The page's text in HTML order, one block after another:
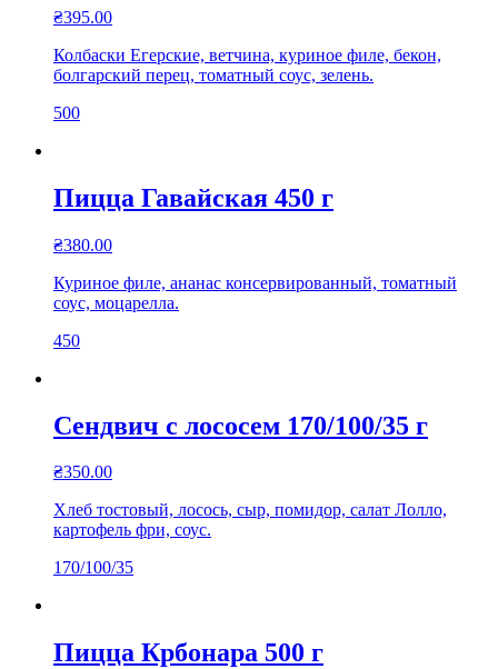
₴395.00
Колбаски Егерские, ветчина, куриное филе, бекон,
болгарский перец, томатный соус, зелень.
500
Пицца Гавайская 450 г
₴380.00
Куриное филе, ананас консервированный, томатный
соус, моцарелла.
450
Сендвич с лососем 170/100/35 г
₴350.00
Хлеб тостовый, лосось, сыр, помидор, салат Лолло,
картофель фри, соус.
170/100/35
Пицца Крбонара 500 г